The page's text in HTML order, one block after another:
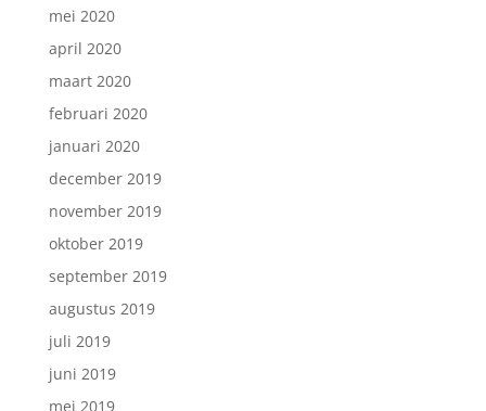
mei 2020
april 2020
maart 2020
februari 2020
januari 2020
december 2019
november 2019
oktober 2019
september 2019
augustus 2019
juli 2019
juni 2019
mei 2019